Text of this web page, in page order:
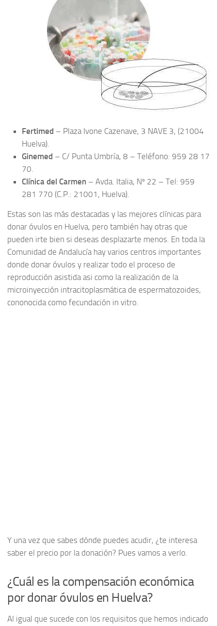
Fertimed – Plaza Ivone Cazenave, 3 NAVE 3, (21004
Huelva).
Ginemed – C/ Punta Umbría, 8 – Teléfono: 959 28 17
70.
Clínica del Carmen – Avda. Italia, Nº 22 – Tel: 959
281 770 (C.P.: 21001, Huelva).
Estas son las más destacadas y las mejores clínicas para
donar óvulos en Huelva, pero también hay otras que
pueden irte bien si deseas desplazarte menos. En toda la
Comunidad de Andalucía hay varios centros importantes
donde donar óvulos y realizar todo el proceso de
reproducción asistida asi como la realización de la
microinyección intracitoplasmática de espermatozoides,
cononocida como fecundación in vitro.
Y una vez que sabes dónde puedes acudir, ¿te interesa
saber el precio por la donación? Pues vamos a verlo.
¿Cuál es la compensación económica
por donar óvulos en Huelva?
Al igual que sucede con los requisitos que hemos indicado